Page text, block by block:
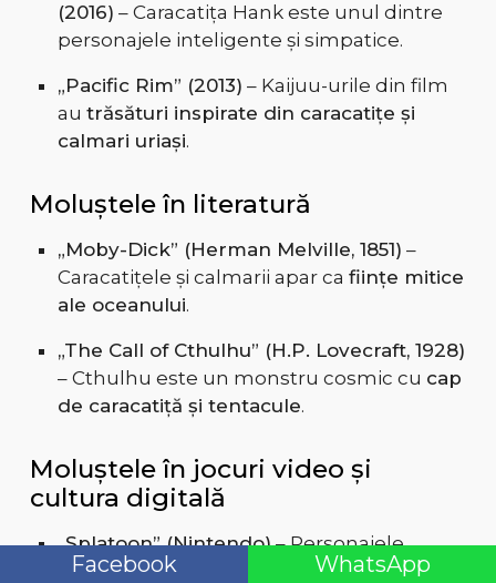
(2016) – Caracatița Hank este unul dintre
personajele inteligente și simpatice.
„Pacific Rim” (2013) – Kaijuu-urile din film
au trăsături inspirate din caracatițe și
calmari uriași.
Moluștele în literatură
„Moby-Dick” (Herman Melville, 1851) –
Caracatițele și calmarii apar ca ființe mitice
ale oceanului.
„The Call of Cthulhu” (H.P. Lovecraft, 1928)
– Cthulhu este un monstru cosmic cu cap
de caracatiță și tentacule.
Moluștele în jocuri video și
cultura digitală
„Splatoon” (Nintendo)– Personajele
principale sunt inspirate de caracatițe și
Facebook WhatsApp